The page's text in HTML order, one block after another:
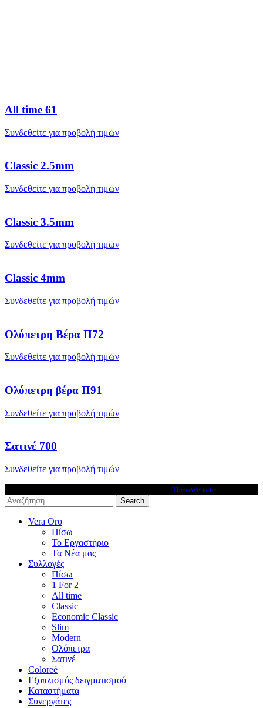
All time 61
Συνδεθείτε για προβολή τιμών
Classic 2.5mm
Συνδεθείτε για προβολή τιμών
Classic 3.5mm
Συνδεθείτε για προβολή τιμών
Classic 4mm
Συνδεθείτε για προβολή τιμών
Ολόπετρη Βέρα Π72
Συνδεθείτε για προβολή τιμών
Ολόπετρη βέρα Π91
Συνδεθείτε για προβολή τιμών
Σατινέ 700
Συνδεθείτε για προβολή τιμών
ThessWebsite
Search
Vera Oro
Πίσω
Το Εργαστήριο
Τα Νέα μας
Συλλογές
Πίσω
1 For 2
All time
Classic
Economic Classic
Slim
Modern
Ολόπετρα
Σατινέ
Coloreé
Εξοπλισμός δειγματισμού
Καταστήματα
Συνεργάτες